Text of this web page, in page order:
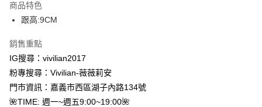
合作金庫商業銀行
華南商業銀行
國泰世華商業銀行
臺灣中小企業銀行
匯豐（台灣）商業銀行
聯邦商業銀行
遠東國際商業銀行
元大商業銀行
超商取貨付款
Apple Pay
街口支付
Google Pay
商品特色
跟高:9CM
銷售重點
IG搜尋：vivilian2017
粉專搜尋：Vivilian-薇薇莉安
門市資訊：嘉義市西區湖子內路134號
🌺TIME: 週一~週五9:00~19:00🌺